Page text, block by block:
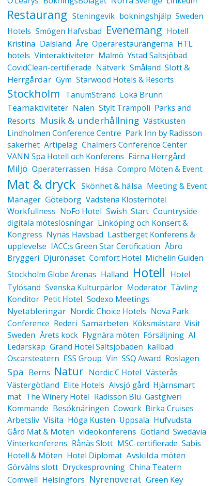
Restaurang Steningevik bokningshjälp Sweden
Hotels Smögen Hafvsbad Evenemang Hotell
Kristina Dalsland Åre Operarestaurangerna HTL
hotels Vinteraktiviteter Malmö Ystad Saltsjöbad
CovidClean-certifierade Nätverk Småland Slott &
Herrgårdar Gym Starwood Hotels & Resorts
Stockholm TanumStrand Loka Brunn
Teamaktiviteter Nalen Stylt Trampoli Parks and
Resorts Musik & underhållning Västkusten
Lindholmen Conference Centre Park Inn by Radisson
säkerhet Artipelag Chalmers Conference Center
VANN Spa Hotell och Konferens Färna Herrgård
Miljö Operaterrassen Häsa Compro Möten & Event
Mat & dryck Skönhet & hälsa Meeting & Event
Manager Göteborg Vadstena Klosterhotel
Workfullness NoFo Hotel Swish Start Countryside
digitala möteslösningar Linköping och Konsert &
Kongress Nynäs Havsbad Lastberget Konferens &
upplevelse IACC:s Green Star Certification Åbro
Bryggeri Djurönäset Comfort Hotel Michelin Guiden
Stockholm Globe Arenas Halland Hotell Hotel
Tylösand Svenska Kulturpärlor Moderator Tävling
Konditor Petit Hotel Sodexo Meetings
Nyetableringar Nordic Choice Hotels Nova Park
Conference Rederi Samarbeten Köksmästare Visit
Sweden Årets kock Flygnära möten Försäljning AI
Ledarskap Grand Hotel Saltsjöbaden kallbad
Oscarsteatern ESS Group Vin SSQ Award Roslagen
Spa Berns Natur Nordic C Hotel Västerås
Västergötland Elite Hotels Älvsjö gård Hjärnsmart
mat The Winery Hotel Radisson Blu Gästgiveri
Kommande Besöknäringen Cowork Birka Cruises
Arbetsliv Visita Höga Kusten Uppsala Hufvudsta
Gård Mat & Möten videokonferens Gotland Swedavia
Vinterkonferens Rånäs Slott MSC-certifierade Sabis
Hotell & Möten Hotel Diplomat Avskilda möten
Görvälns slott Dryckesprovning China Teatern
Comwell Helsingfors Nyrenoverat Green Key